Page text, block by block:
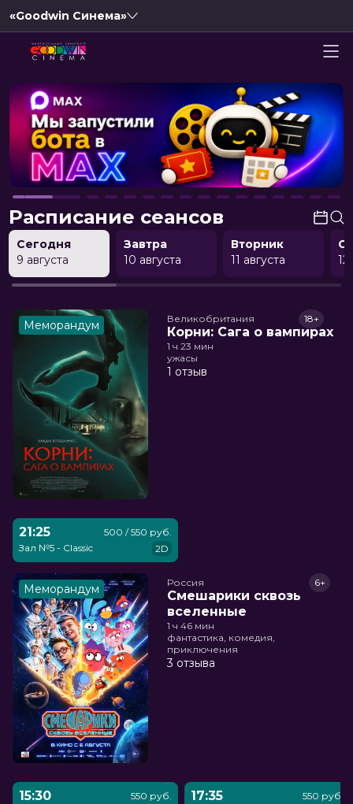
«Goodwin Синема»
Расписание сеансов
Сегодня
9 августа
Завтра
10 августа
Вторник
11 августа
12
Меморандум Великобритания
Корни: Сага о вампирах
18+
1 ч 23 мин
ужасы
1 отзыв
21:25
Зал №5 - Classic
500 / 550 руб.
2D
Меморандум Россия
Смешарики сквозь
вселенные
6+
1 ч 46 мин
фантастика, комедия,
приключения
3 отзыва
15:30
550 руб.
17:35
550 руб.